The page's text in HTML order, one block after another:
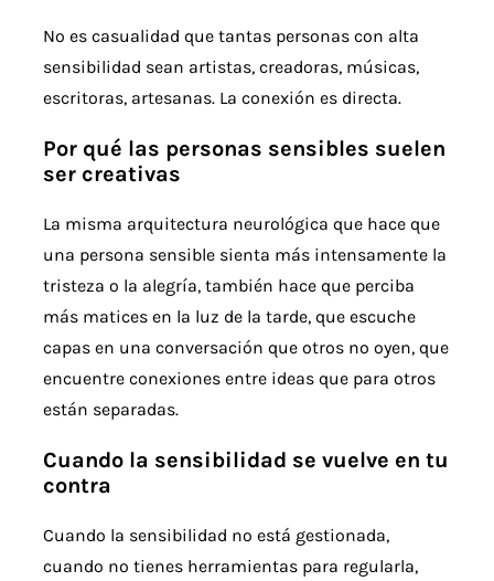
No es casualidad que tantas personas con alta
sensibilidad sean artistas, creadoras, músicas,
escritoras, artesanas. La conexión es directa.
Por qué las personas sensibles suelen
ser creativas
La misma arquitectura neurológica que hace que
una persona sensible sienta más intensamente la
tristeza o la alegría, también hace que perciba
más matices en la luz de la tarde, que escuche
capas en una conversación que otros no oyen, que
encuentre conexiones entre ideas que para otros
están separadas.
Cuando la sensibilidad se vuelve en tu
contra
Cuando la sensibilidad no está gestionada,
cuando no tienes herramientas para regularla,